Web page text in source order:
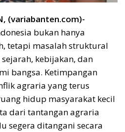
(variabanten.com)-
bukan hanya
tetapi masalah struktural
kebijakan, dan
bangsa. Ketimpangan
agraria yang terus
hidup masyarakat kecil
dari tantangan agraria
segera ditangani secara